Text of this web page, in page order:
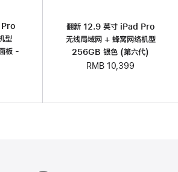
Pro
型
板 -
翻新 12.9 英寸 iPad Pro
无线局域网 + 蜂窝网络机型
256GB 银色 (第六代)
RMB 10,399